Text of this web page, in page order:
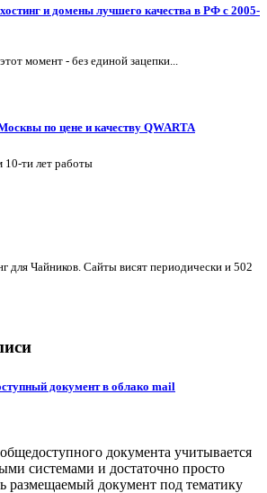
и домены лучшего качества в РФ с 2005-
момент - без единой зацепки...
по цене и качеству QWARTA
ти лет работы
для Чайников. Сайты висят периодически и 502
документ в облако mail
документа учитывается
системами и достаточно просто
размещаемый документ под тематику